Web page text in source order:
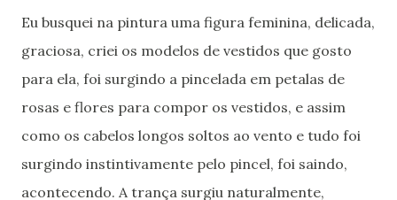
Eu busquei na pintura uma figura feminina, delicada,
graciosa, criei os modelos de vestidos que gosto
para ela, foi surgindo a pincelada em petalas de
rosas e flores para compor os vestidos, e assim
como os cabelos longos soltos ao vento e tudo foi
surgindo instintivamente pelo pincel, foi saindo,
acontecendo. A trança surgiu naturalmente,